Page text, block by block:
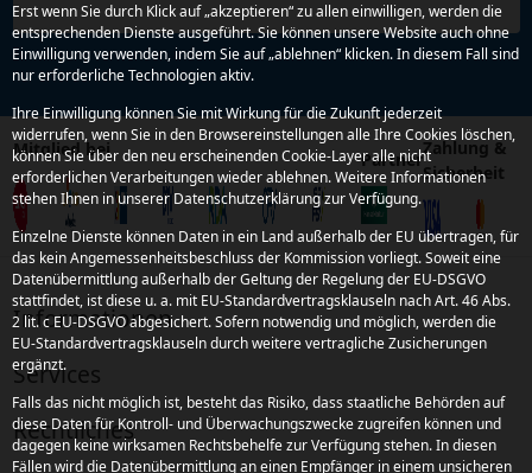
Mitglied bei Partner
Zahlung &
Sicherheit
Informationen
Services
Rechtliches
Erst wenn Sie durch Klick auf „akzeptieren“ zu allen einwilligen, werden die
entsprechenden Dienste ausgeführt. Sie können unsere Website auch ohne
Einwilligung verwenden, indem Sie auf „ablehnen“ klicken. In diesem Fall sind
nur erforderliche Technologien aktiv.
Ihre Einwilligung können Sie mit Wirkung für die Zukunft jederzeit
widerrufen, wenn Sie in den Browsereinstellungen alle Ihre Cookies löschen,
können Sie über den neu erscheinenden Cookie-Layer alle nicht
erforderlichen Verarbeitungen wieder ablehnen. Weitere Informationen
stehen Ihnen in unserer Datenschutzerklärung zur Verfügung.
Einzelne Dienste können Daten in ein Land außerhalb der EU übertragen, für
das kein Angemessenheitsbeschluss der Kommission vorliegt. Soweit eine
Datenübermittlung außerhalb der Geltung der Regelung der EU-DSGVO
stattfindet, ist diese u. a. mit EU-Standardvertragsklauseln nach Art. 46 Abs.
2 lit. c EU-DSGVO abgesichert. Sofern notwendig und möglich, werden die
EU-Standardvertragsklauseln durch weitere vertragliche Zusicherungen
ergänzt.
Falls das nicht möglich ist, besteht das Risiko, dass staatliche Behörden auf
diese Daten für Kontroll- und Überwachungszwecke zugreifen können und
dagegen keine wirksamen Rechtsbehelfe zur Verfügung stehen. In diesen
Fällen wird die Datenübermittlung an einen Empfänger in einem unsicheren